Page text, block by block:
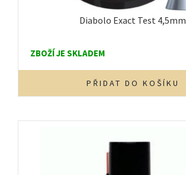
Diabolo Exact Test 4,5mm
ZBOŽÍ JE SKLADEM
PŘIDAT DO KOŠÍKU